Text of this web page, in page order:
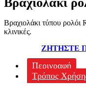
Βραχιολάκι τύπου
κλινικές.
ΖΗΤΗΣΤΕ
Περιγραφή
Τρόπος